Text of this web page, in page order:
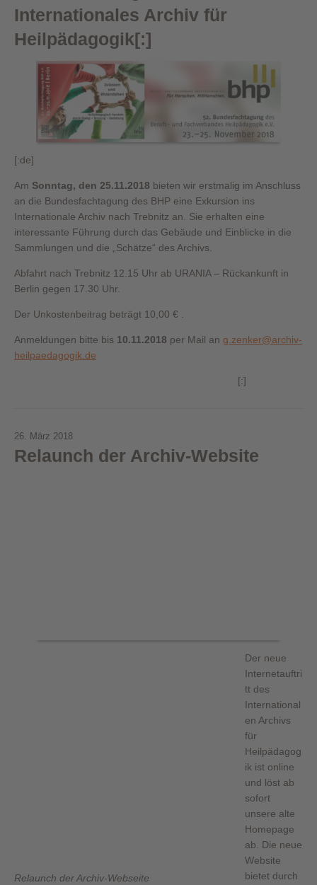
Internationales Archiv für
Heilpädagogik[:]
[:de]
Am Sonntag, den 25.11.2018 bieten wir erstmalig im Anschluss
an die Bundesfachtagung des BHP eine Exkursion ins
Internationale Archiv nach Trebnitz an. Sie erhalten eine
interessante Führung durch das Gebäude und Einblicke in die
Sammlungen und die „Schätze“ des Archivs.
Abfahrt nach Trebnitz 12.15 Uhr ab URANIA – Rückankunft in
Berlin gegen 17.30 Uhr.
Der Unkostenbeitrag beträgt 10,00 € .
Anmeldungen bitte bis 10.11.2018 per Mail an g.zenker@archiv-
heilpaedagogik.de
[:]
26. März 2018
Relaunch der Archiv-Website
Relaunch der Archiv-Webseite
Der neue
Internetauftri
tt des
International
en Archivs
für
Heilpädagog
ik ist online
und löst ab
sofort
unsere alte
Homepage
ab. Die neue
Website
bietet durch